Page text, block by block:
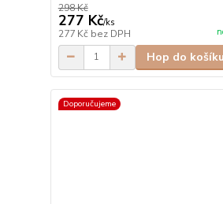
298 Kč
277 Kč/ks
277 Kč bez DPH
Hop do košíku
Doporučujeme